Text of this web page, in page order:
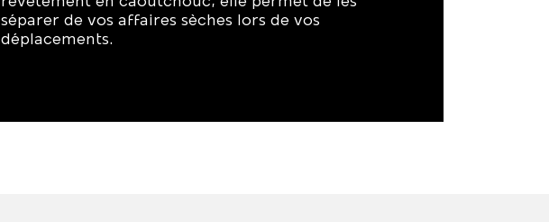
séparer de vos affaires sèches lors de vos
déplacements.